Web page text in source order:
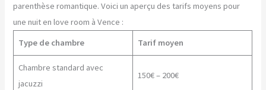
parenthèse romantique. Voici un aperçu des tarifs moyens pour
une nuit en love room à Vence :
Type de chambre
Tarif moyen
Chambre standard avec
jacuzzi
150€ – 200€